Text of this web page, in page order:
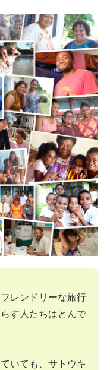
レンドリーな旅行
す人たちはとんで
いても、サトウキ